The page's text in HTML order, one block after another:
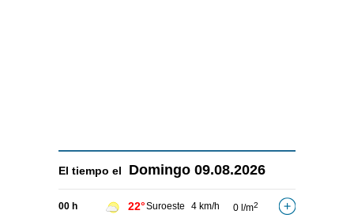
El tiempo el Domingo 09.08.2026
00 h 22°Suroeste 4 km/h 0 l/m2